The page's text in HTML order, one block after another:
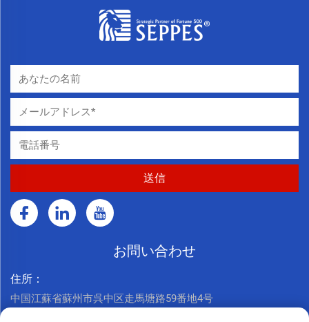
お問い合わせ
住所：
中国江蘇省蘇州市呉中区走馬塘路59番地4号